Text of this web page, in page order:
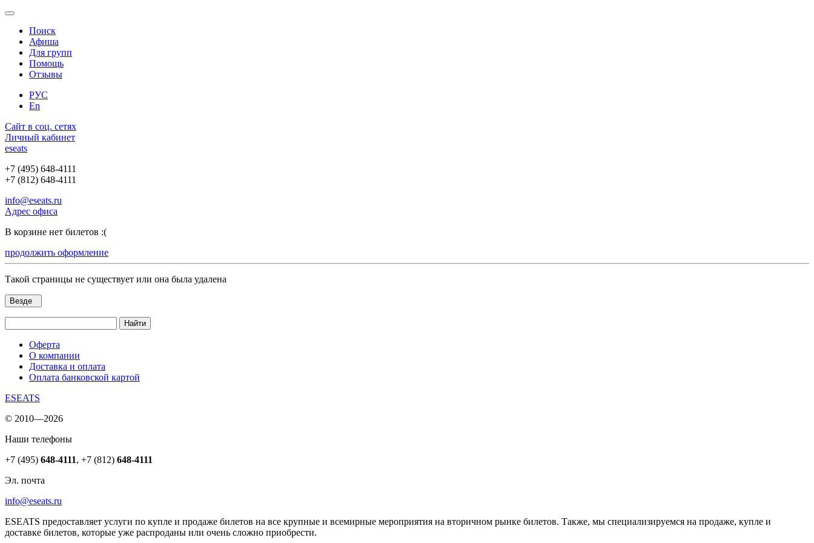
Поиск
Афиша
Для групп
Помощь
Отзывы
РУС
En
Сайт в соц. сетях
Личный кабинет
eseats
+7 (495) 648-4111
+7 (812) 648-4111
info@eseats.ru
Адрес офиса
В корзине нет билетов :(
продолжить оформление
Такой страницы не существует или она была удалена
Везде
Найти
Оферта
О компании
Доставка и оплата
Оплата банковской картой
ESEATS
© 2010—2026
Наши телефоны
+7 (495) 648-4111, +7 (812) 648-4111
Эл. почта
info@eseats.ru
ESEATS предоставляет услуги по купле и продаже билетов на все крупные и всемирные мероприятия на вторичном рынке билетов. Также, мы специализируемся на продаже, купле и
доставке билетов, которые уже распроданы или очень сложно приобрести.